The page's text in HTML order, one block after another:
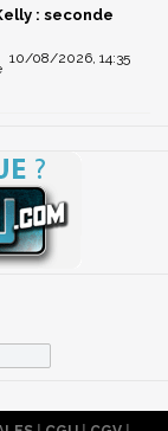
: seconde
10/08/2026, 14:35